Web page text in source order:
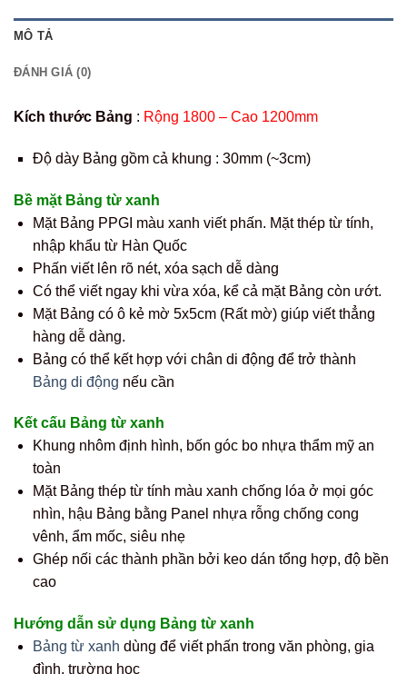
MÔ TẢ
ĐÁNH GIÁ (0)
Kích thước Bảng : Rộng 1800 – Cao 1200mm
Độ dày Bảng gồm cả khung : 30mm (~3cm)
Bề mặt Bảng từ xanh
Mặt Bảng PPGI màu xanh viết phấn. Mặt thép từ tính,
nhập khẩu từ Hàn Quốc
Phấn viết lên rõ nét, xóa sạch dễ dàng
Có thể viết ngay khi vừa xóa, kể cả mặt Bảng còn ướt.
Mặt Bảng có ô kẻ mờ 5x5cm (Rất mờ) giúp viết thẳng
hàng dễ dàng.
Bảng có thể kết hợp với chân di động để trở thành
Bảng di động nếu cần
Kết cấu Bảng từ xanh
Khung nhôm định hình, bốn góc bo nhựa thẩm mỹ an
toàn
Mặt Bảng thép từ tính màu xanh chống lóa ở mọi góc
nhìn, hậu Bảng bằng Panel nhựa rỗng chống cong
vênh, ẩm mốc, siêu nhẹ
Ghép nối các thành phần bởi keo dán tổng hợp, độ bền
cao
Hướng dẫn sử dụng Bảng từ xanh
Bảng từ xanh dùng để viết phấn trong văn phòng, gia
đình, trường học